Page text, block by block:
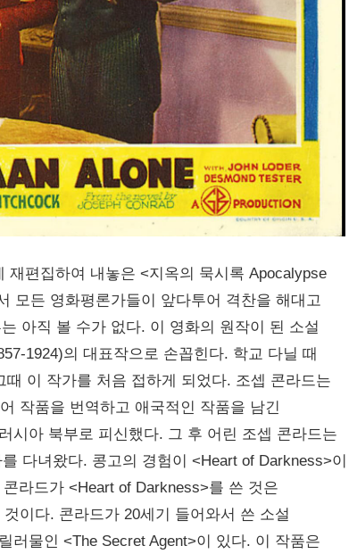
편집하여 내놓은 <지옥의 묵시록 Apocalypse
모든 영화평론가들이 앞다투어 격찬을 해대고
아직 볼 수가 없다. 이 영화의 원작이 된 소설
1924)의 대표작으로 손꼽힌다. 학교 다닐 때
이 작가를 처음 접하게 되었다. 조셉 콘라드는
작품을 번역하고 애국적인 작품을 남긴
시아 북부로 피신했다. 그 후 어린 조셉 콘라드는
다녀왔다. 콩고의 경험이 <Heart of Darkness>이
라드가 <Heart of Darkness>를 쓴 것은
이다. 콘라드가 20세기 들어와서 쓴 소설
러물인 <The Secret Agent>이 있다. 이 작품은